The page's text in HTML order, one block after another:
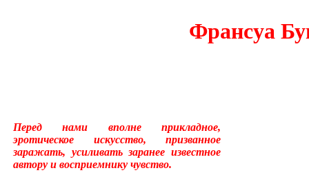
идеала – обеспечивает в неприкладном искусстве общение
прикладном искусстве (которое о, в общем-то, знаемом и
Франсуа
Перед нами вполне прикладное,
эротическое искусство, призванное
заражать, усиливать заранее известное
автору и восприемнику чувство.